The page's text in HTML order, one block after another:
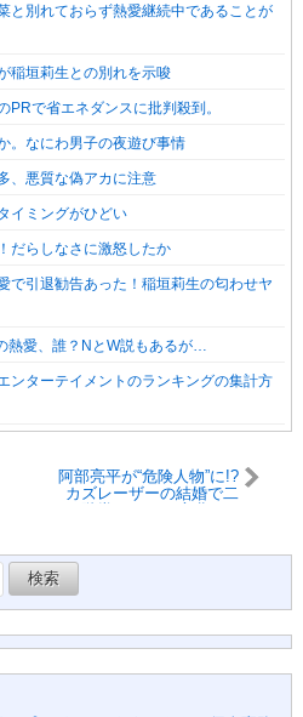
と別れておらず熱愛継続中であることが
稲垣莉生との別れを示唆
で省エネダンスに批判殺到。
。なにわ男子の夜遊び事情
、悪質な偽アカに注意
イミングがひどい
だらしなさに激怒したか
で引退勧告あった！稲垣莉生の匂わせヤ
熱愛、誰？NとW説もあるが…
ンターテイメントのランキングの集計方
阿部亮平が“危険人物”に!?
カズレーザーの結婚で二